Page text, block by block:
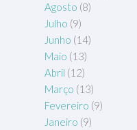
Agosto (8)
Julho (9)
Junho (14)
Maio (13)
Abril (12)
Março (13)
Fevereiro (9)
Janeiro (9)